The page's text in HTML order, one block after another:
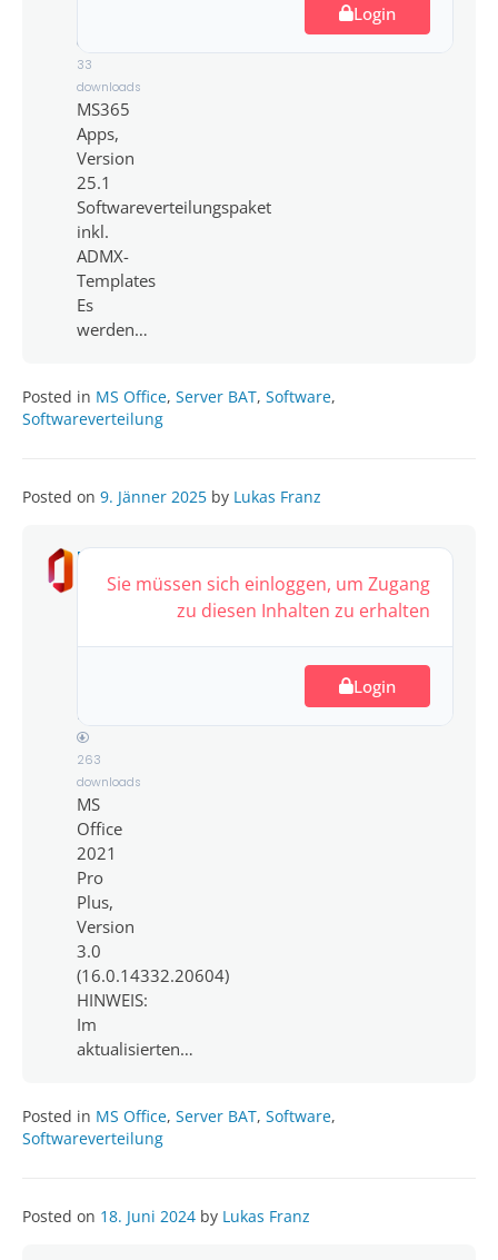
33
downloads
MS365
Apps,
Version
25.1
Softwareverteilungspaket
inkl.
ADMX-
Templates
Es
werden…
Login
Posted in MS Office, Server BAT, Software,
Softwareverteilung
Posted on 9. Jänner 2025 by Lukas Franz
MS
Office
v3.0
MB
263
downloads
MS
Office
2021
Pro
Plus,
Version
3.0
(16.0.14332.20604)
HINWEIS:
Im
aktualisierten…
Sie müssen sich einloggen, um Zugang
zu diesen Inhalten zu erhalten
Login
Posted in MS Office, Server BAT, Software,
Softwareverteilung
Posted on 18. Juni 2024 by Lukas Franz